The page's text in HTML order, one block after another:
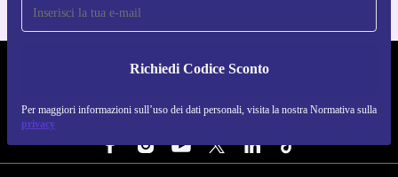
Richiedi Codice Sconto
Per maggiori informazioni sull’uso dei dati personali, visita la nostra Normativa sulla
privacy
REFURBED ITALIA - RETHINK NEW.
SEGUICI SU